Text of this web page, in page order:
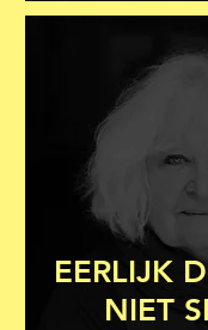
EERLIJK
NIET